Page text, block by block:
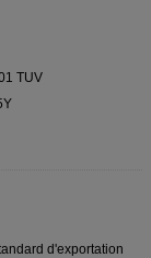
TUV
d'exportation